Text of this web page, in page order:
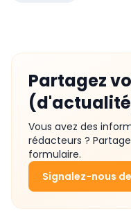
Partagez
Vous avez des
rédacteurs ?
formulaire.
Signalez-nous